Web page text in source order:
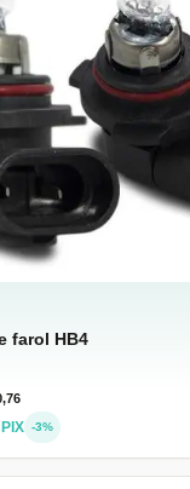
farol HB4
-3%